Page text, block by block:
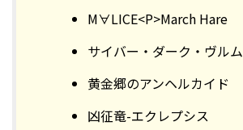
M∀LICE<P>March Hare
サイバー・ダーク・ヴルム
黄金郷のアンヘルカイド
凶征竜-エクレプシス